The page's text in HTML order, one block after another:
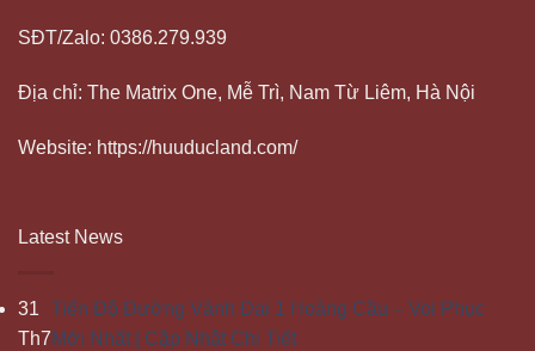
SĐT/Zalo: 0386.279.939
Địa chỉ: The Matrix One, Mễ Trì, Nam Từ Liêm, Hà Nội
Website: https://huuducland.com/
Latest News
31
Th7
Tiến Độ Đường Vành Đai 1 Hoàng Cầu – Voi Phục
Mới Nhất | Cập Nhật Chi Tiết